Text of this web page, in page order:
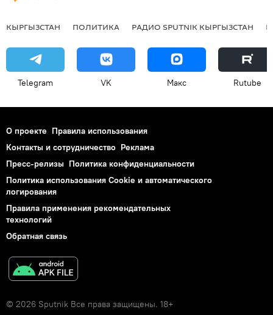
КЫРГЫЗСТАН ПОЛИТИКА РАДИО SPUTNIK КЫРГЫЗСТАН
Telegram VK Макс Rutube
О проекте Правила использования
Контакты и сотрудничество Реклама
Пресс-релизы Политика конфиденциальности
Политика использования Cookie и автоматического
логирования
Правила применения рекомендательных
технологий
Обратная связь
© 2026 Sputnik Все права защищены. 18+